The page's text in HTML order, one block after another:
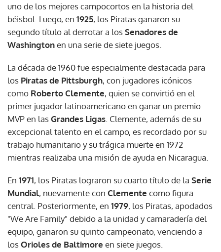
uno de los mejores campocortos en la historia del
béisbol. Luego, en 1925, los Piratas ganaron su
segundo título al derrotar a losSenadores de
Washingtonen una serie de siete juegos.
La década de 1960 fue especialmente destacada para
los Piratas de Pittsburgh, con jugadores icónicos
como Roberto Clemente, quien se convirtió en el
primer jugador latinoamericano en ganar un premio
MVP en lasGrandes Ligas . Clemente, además de su
excepcional talento en el campo, es recordado por su
trabajo humanitario y su trágica muerte en 1972
mientras realizaba una misión de ayuda en Nicaragua.
En 1971, los Piratas lograron su cuarto título de la Serie
Mundial, nuevamente con Clemente como figura
central. Posteriormente, en 1979, los Piratas, apodados
"We Are Family" debido a la unidad y camaradería del
equipo, ganaron su quinto campeonato, venciendo a
losOrioles de Baltimore en siete juegos.